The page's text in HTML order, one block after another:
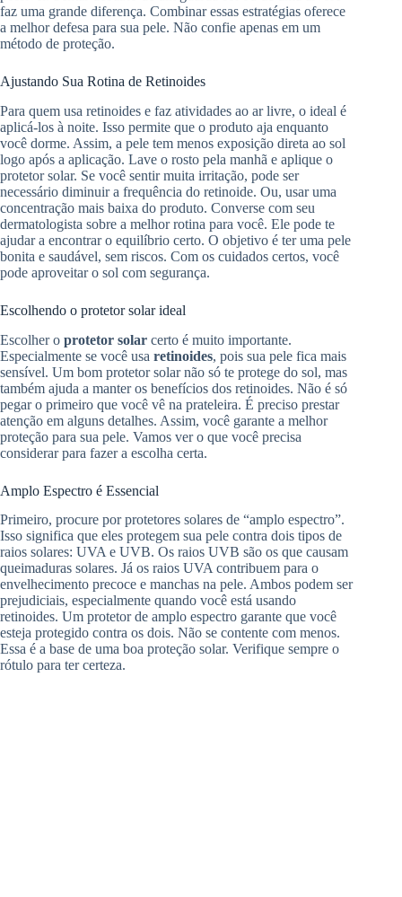
faz uma grande diferença. Combinar essas estratégias oferece
a melhor defesa para sua pele. Não confie apenas em um
método de proteção.
Ajustando Sua Rotina de Retinoides
Para quem usa retinoides e faz atividades ao ar livre, o ideal é
aplicá-los à noite. Isso permite que o produto aja enquanto
você dorme. Assim, a pele tem menos exposição direta ao sol
logo após a aplicação. Lave o rosto pela manhã e aplique o
protetor solar. Se você sentir muita irritação, pode ser
necessário diminuir a frequência do retinoide. Ou, usar uma
concentração mais baixa do produto. Converse com seu
dermatologista sobre a melhor rotina para você. Ele pode te
ajudar a encontrar o equilíbrio certo. O objetivo é ter uma pele
bonita e saudável, sem riscos. Com os cuidados certos, você
pode aproveitar o sol com segurança.
Escolhendo o protetor solar ideal
Escolher o protetor solar certo é muito importante.
Especialmente se você usa retinoides, pois sua pele fica mais
sensível. Um bom protetor solar não só te protege do sol, mas
também ajuda a manter os benefícios dos retinoides. Não é só
pegar o primeiro que você vê na prateleira. É preciso prestar
atenção em alguns detalhes. Assim, você garante a melhor
proteção para sua pele. Vamos ver o que você precisa
considerar para fazer a escolha certa.
Amplo Espectro é Essencial
Primeiro, procure por protetores solares de “amplo espectro”.
Isso significa que eles protegem sua pele contra dois tipos de
raios solares: UVA e UVB. Os raios UVB são os que causam
queimaduras solares. Já os raios UVA contribuem para o
envelhecimento precoce e manchas na pele. Ambos podem ser
prejudiciais, especialmente quando você está usando
retinoides. Um protetor de amplo espectro garante que você
esteja protegido contra os dois. Não se contente com menos.
Essa é a base de uma boa proteção solar. Verifique sempre o
rótulo para ter certeza.